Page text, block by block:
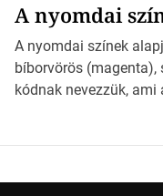
*Hirdetés Ebben a
világába kalauzolunk
milyen szempontok
jövőben. Bevezetés a
A nyomdai
A nyomdai színek
bíborvörös (magenta),
kódnak nevezzük, ami